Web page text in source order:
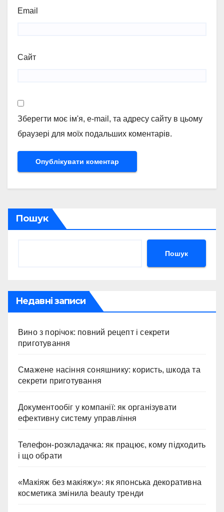
Email
Сайт
Зберегти моє ім'я, e-mail, та адресу сайту в цьому
браузері для моїх подальших коментарів.
Пошук
Пошук
Недавні записи
Вино з порічок: повний рецепт і секрети
приготування
Смажене насіння соняшнику: користь, шкода та
секрети приготування
Документообіг у компанії: як організувати
ефективну систему управління
Телефон-розкладачка: як працює, кому підходить
і що обрати
«Макіяж без макіяжу»: як японська декоративна
косметика змінила beauty тренди